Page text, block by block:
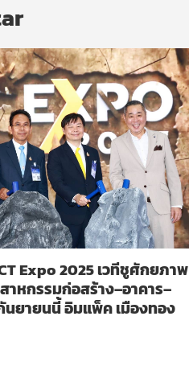
Expo 2025 เวทีชูศักยภาพ
หกรรมก่อสร้าง–อาคาร–
นยายนนี้ อิมแพ็ค เมืองทอง